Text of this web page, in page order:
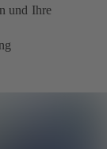
und Ihre